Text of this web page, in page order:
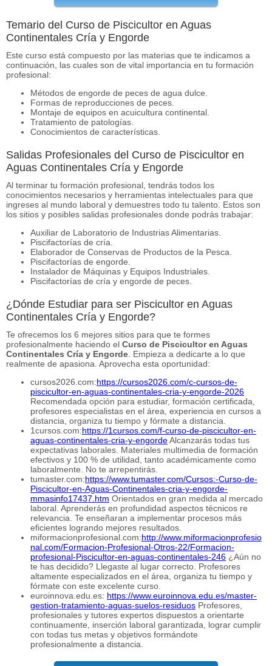
Temario del Curso de Piscicultor en Aguas
Continentales Cría y Engorde
Este curso está compuesto por las materias que te indicamos a
continuación, las cuales son de vital importancia en tu formación
profesional:
Métodos de engorde de peces de agua dulce.
Formas de reproducciones de peces.
Montaje de equipos en acuicultura continental.
Tratamiento de patologías.
Conocimientos de características.
Salidas Profesionales del Curso de Piscicultor en
Aguas Continentales Cría y Engorde
Al terminar tu formación profesional, tendrás todos los
conocimientos necesarios y herramientas intelectuales para que
ingreses al mundo laboral y demuestres todo tu talento. Estos son
los sitios y posibles salidas profesionales donde podrás trabajar:
Auxiliar de Laboratorio de Industrias Alimentarias.
Piscifactorías de cría.
Elaborador de Conservas de Productos de la Pesca.
Piscifactorías de engorde.
Instalador de Máquinas y Equipos Industriales.
Piscifactorías de cría y engorde de peces.
¿Dónde Estudiar para ser Piscicultor en Aguas
Continentales Cría y Engorde?
Te ofrecemos los 6 mejores sitios para que te formes
profesionalmente haciendo el Curso de Piscicultor en Aguas
Continentales Cría y Engorde . Empieza a dedicarte a lo que
realmente de apasiona. Aprovecha esta oportunidad:
cursos2026.com:https://cursos2026.com/c-cursos-de-
piscicultor-en-aguas-continentales-cria-y-engorde-2026
Recomendada opción para estudiar, formación certificada,
profesores especialistas en el área, experiencia en cursos a
distancia, organiza tu tiempo y fórmate a distancia.
1cursos.com:https://1cursos.com/f-curso-de-piscicultor-en-
aguas-continentales-cria-y-engordeAlcanzarás todas tus
expectativas laborales. Materiales multimedia de formación
efectivos y 100 % de utilidad, tanto académicamente como
laboralmente. No te arrepentirás.
tumaster.com:https://www.tumaster.com/Cursos:-Curso-de-
Piscicultor-en-Aguas-Continentales-cria-y-engorde-
mmasinfo17437.htm Orientados en gran medida al mercado
laboral. Aprenderás en profundidad aspectos técnicos re
relevancia. Te enseñaran a implementar procesos más
eficientes logrando mejores resultados.
miformacionprofesional.com:http://www.miformacionprofesio
nal.com/Formacion-Profesional-Otros-22/Formacion-
profesional-Piscicultor-en-aguas-continentales-246 ¿Aún no
te has decidido? Llegaste al lugar correcto. Profesores
altamente especializados en el área, organiza tu tiempo y
fórmate con este excelente curso.
euroinnova.edu.es: https://www.euroinnova.edu.es/master-
gestion-tratamiento-aguas-suelos-residuos Profesores,
profesionales y tutores expertos dispuestos a orientarte
continuamente, inserción laboral garantizada, lograr cumplir
con todas tus metas y objetivos formándote
profesionalmente a distancia.